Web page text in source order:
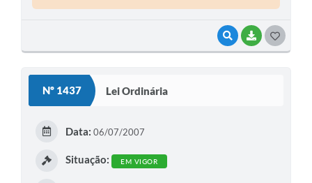
VISUALIZAR
BAIXAR
Nº 1437 Lei Ordinária
Data: 06/07/2007
Situação: EM VIGOR